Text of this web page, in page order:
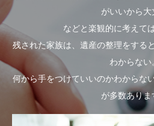
がいいから大
などと楽観的に考えて
残された家族は、遺産の整理をする
わからない
何から手をつけていいのかわからな
が多数ありま